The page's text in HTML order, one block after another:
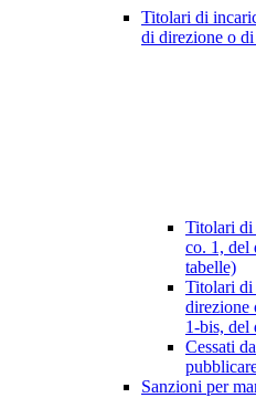
Titolari di
di direzione o
Titolari di
co. 1, del
tabelle)
Titolari di
direzione
1-bis, del
Cessati
Sanzioni per